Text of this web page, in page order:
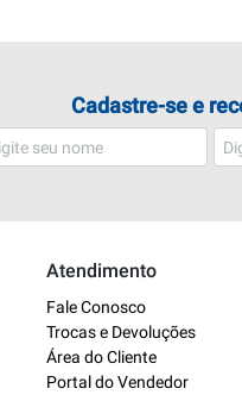
Cadastre-se e
Atendimento
Fale Conosco
Trocas e Devoluções
Área do Cliente
Portal do Vendedor